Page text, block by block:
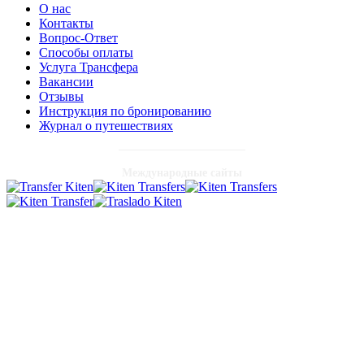
О нас
Контакты
Вопрос-Ответ
Способы оплаты
Услуга Трансфера
Вакансии
Отзывы
Инструкция по бронированию
Журнал о путешествиях